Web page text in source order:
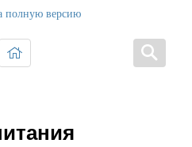
полную версию